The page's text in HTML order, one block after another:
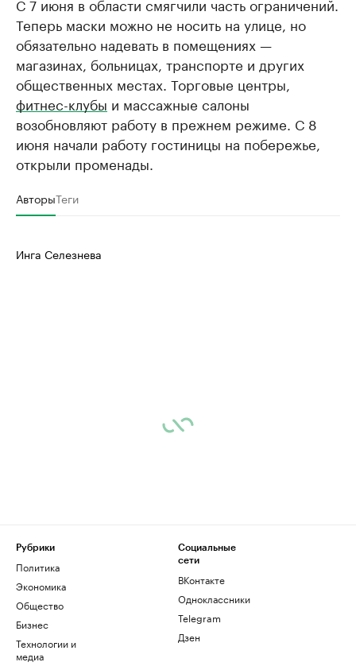
Теперь маски можно не носить на улице, но
обязательно надевать в помещениях —
магазинах, больницах, транспорте и других
общественных местах. Торговые центры,
фитнес-клубы и массажные салоны
возобновляют работу в прежнем режиме. С 8
июня начали работу гостиницы на побережье,
открыли променады.
АвторыТеги
Инга Селезнева
Рубрики
Политика
Экономика
Общество
Бизнес
Технологии и
медиа
Социальные
сети
ВКонтакте
Одноклассники
Telegram
Дзен